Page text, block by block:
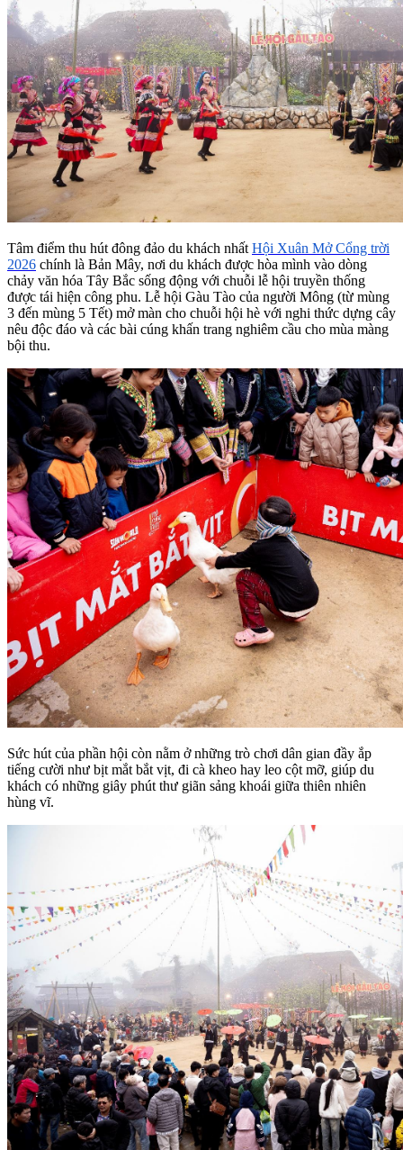
Tâm điểm thu hút đông đảo du khách nhất Hội Xuân Mở Cổng trời
2026 chính là Bản Mây, nơi du khách được hòa mình vào dòng
chảy văn hóa Tây Bắc sống động với chuỗi lễ hội truyền thống
được tái hiện công phu. Lễ hội Gàu Tào của người Mông (từ mùng
3 đến mùng 5 Tết) mở màn cho chuỗi hội hè với nghi thức dựng cây
nêu độc đáo và các bài cúng khấn trang nghiêm cầu cho mùa màng
bội thu.
Sức hút của phần hội còn nằm ở những trò chơi dân gian đầy ắp
tiếng cười như bịt mắt bắt vịt, đi cà kheo hay leo cột mỡ, giúp du
khách có những giây phút thư giãn sảng khoái giữa thiên nhiên
hùng vĩ.